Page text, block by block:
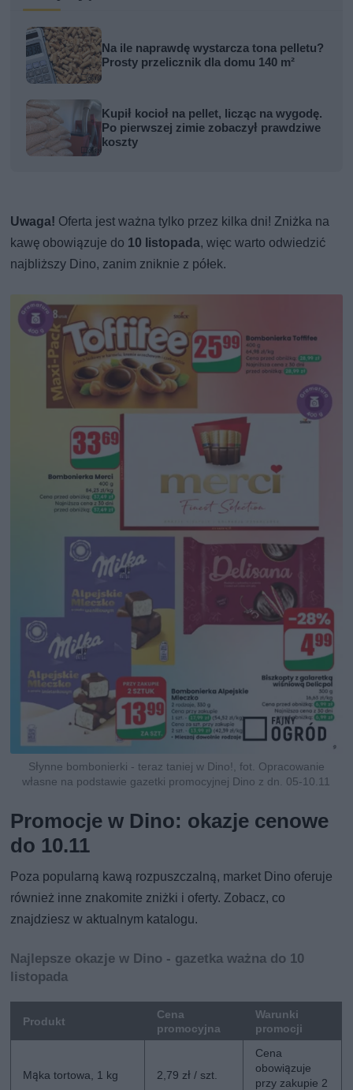
Na ile naprawdę wystarcza tona pelletu?
Prosty przelicznik dla domu 140 m²
Kupił kocioł na pellet, licząc na wygodę.
Po pierwszej zimie zobaczył prawdziwe
koszty
Uwaga! Oferta jest ważna tylko przez kilka dni! Zniżka na
kawę obowiązuje do 10 listopada, więc warto odwiedzić
najbliższy Dino, zanim zniknie z półek.
Słynne bombonierki - teraz taniej w Dino!, fot. Opracowanie
własne na podstawie gazetki promocyjnej Dino z dn. 05-10.11
Promocje w Dino: okazje cenowe
do 10.11
Poza popularną kawą rozpuszczalną, market Dino oferuje
również inne znakomite zniżki i oferty. Zobacz, co
znajdziesz w aktualnym katalogu.
Najlepsze okazje w Dino - gazetka ważna do 10
listopada
Produkt
Cena
promocyjna
Warunki
promocji
Mąka tortowa, 1 kg 2,79 zł / szt.
Cena
obowiązuje
przy zakupie 2